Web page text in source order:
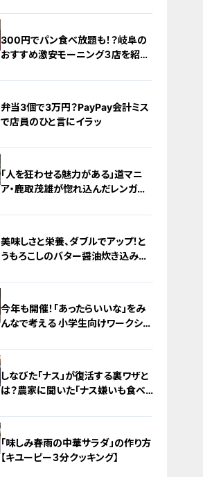
300円でパン食べ放題も！？岐阜の
おすすめ激安モーニング３店を紹
弁当3個で3万円？PayPay会計ミス
で店員のひと言にイラッ
「人を狂わせる魅力がある」道マニ
ア・鹿取茂雄が惚れ込んだレンガの
美味しさと栄養、ダブルでアップ！と
うもろこしのバター醤油炊き込みご
今年も開催！「あったらいいな」をみ
んなで考える 小学生向けワークショ
しなびた「ナス」が復活する裏ワザと
は？農家に聞いた「ナス嫌いも食べ
「味しみ春雨の中華サラダ」の作り方
【キユーピー３分クッキング】